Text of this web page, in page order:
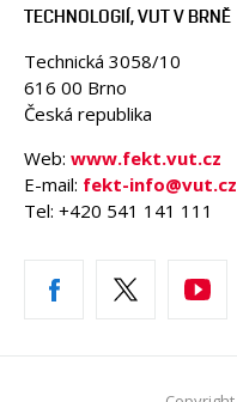
TECHNOLOGIÍ, VUT V BRNĚ
Technická 3058/10
616 00 Brno
Česká republika
Web: www.fekt.vut.cz
E-mail: fekt-info@vut.cz
Tel: +420 541 141 111